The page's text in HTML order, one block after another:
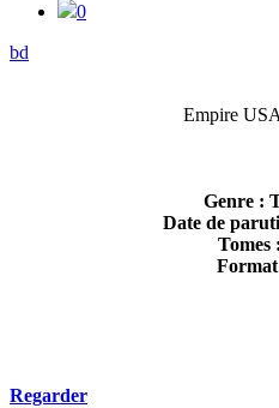
0
bd
Empire
Genre :
Date de
Tomes
Regarder